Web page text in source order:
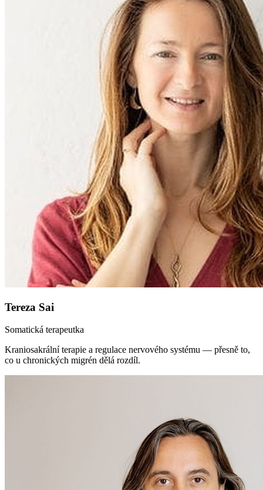
Tereza Sai
Somatická terapeutka
Kraniosakrální terapie a regulace nervového systému — přesně to,
co u chronických migrén dělá rozdíl.